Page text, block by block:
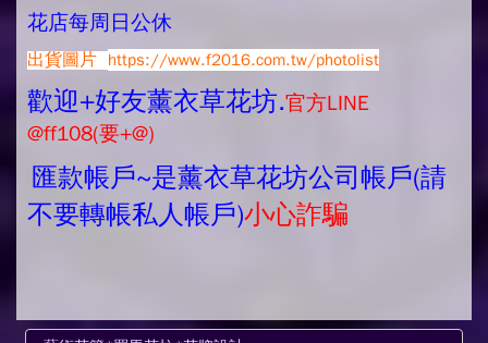
花店每周日公休
出貨圖片 https://www.f2016.com.tw/photolist
歡迎+好友薰衣草花坊.官方LINE
@ff108(要+@)
匯款帳戶~是薰衣草花坊公司帳戶(請
不要轉帳私人帳戶)小心詐騙